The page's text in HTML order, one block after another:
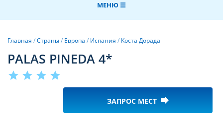
МЕНЮ ☰
Главная /Страны/ Европа / Испания / Коста Дорада
PALAS PINEDA 4*
star star star star
ЗАПРОС МЕСТ forward